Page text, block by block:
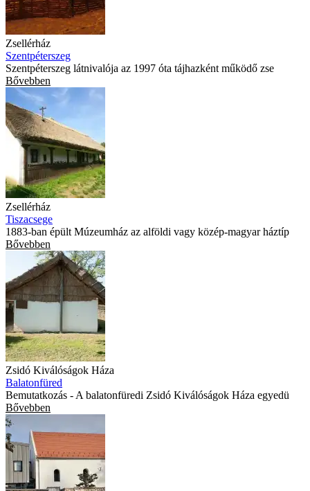
Zsellérház
Szentpéterszeg
Szentpéterszeg látnivalója az 1997 óta tájhazként működő zse
Bővebben
Zsellérház
Tiszacsege
1883-ban épült Múzeumház az alföldi vagy közép-magyar háztíp
Bővebben
Zsidó Kiválóságok Háza
Balatonfüred
Bemutatkozás - A balatonfüredi Zsidó Kiválóságok Háza egyedü
Bővebben